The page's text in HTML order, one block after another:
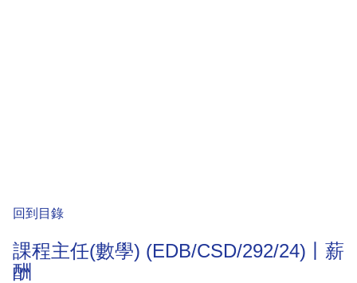
回到目錄
課程主任(數學) (EDB/CSD/292/24)丨薪
酬